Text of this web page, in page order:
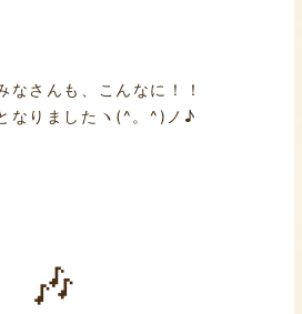
なさんも、こんなに！！
なりましたヽ(^。^)ノ♪
🎶